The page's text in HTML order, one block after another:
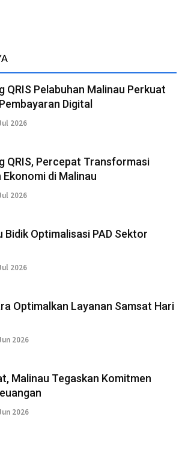
QRIS Pelabuhan Malinau Perkuat
Digital
2026
QRIS, Percepat Transformasi
Ekonomi di Malinau
2026
Bidik Optimalisasi PAD Sektor
2026
Optimalkan Layanan Samsat Hari
2026
Malinau Tegaskan Komitmen
2026